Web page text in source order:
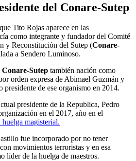
del Conare-Sutep
Tito Rojas aparece en las
como integrante y fundador del Comité
y Reconstitución del Sutep (Conare-
a Sendero Luminoso.
Conare-Sutep también nación como
orden expresa de Abimael Guzmán y
de ese organismo en 2014.
presidente de la Republica, Pedro
en el 2017, año en el
huelga magisterial.
fue incorporado por no tener
movimientos terroristas y en esa
líder de la huelga de maestros.